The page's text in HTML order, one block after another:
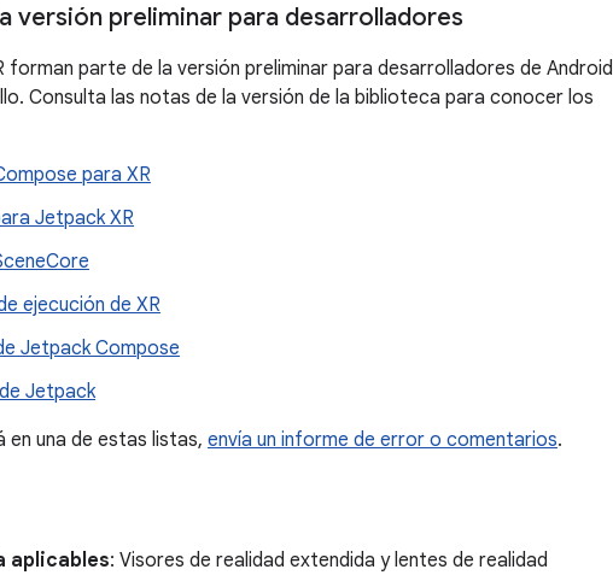
versión preliminar para desarrolladores
forman parte de la versión preliminar para desarrolladores de Android
Consulta las notas de la versión de la biblioteca para conocer los
para XR
Jetpack XR
ejecución de XR
Jetpack Compose
Jetpack
en una de estas listas, envía un informe de error o comentarios.
aplicables: Visores de realidad extendida y lentes de realidad